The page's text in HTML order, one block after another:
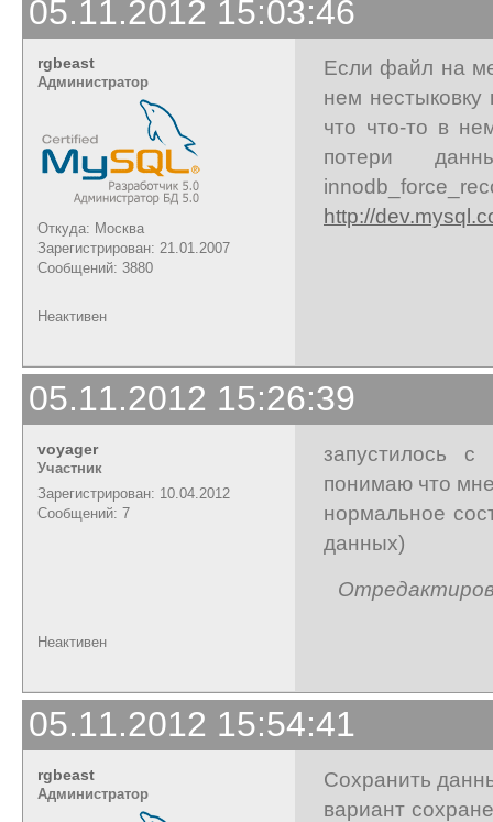
05.11.2012 15:03:46
rgbeast
Администратор
Откуда: Москва
Зарегистрирован: 21.01.2007
Сообщений: 3880
Если файл на
нем нестыковку
что что-то в
потери
http://
Неактивен
05.11.2012 15:26:39
voyager
Участник
Зарегистрирован: 10.04.2012
Сообщений: 7
запустилось
понимаю что
нормальное
данных)
Неактивен
05.11.2012 15:54:41
rgbeast
Администратор
Сохранить
вариант